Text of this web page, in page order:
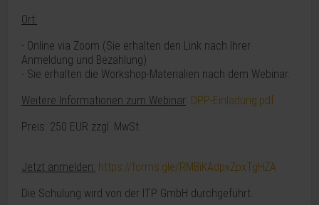
Ort:
- Online via Zoom (Sie erhalten den Link nach Ihrer
Anmeldung und Bezahlung)
- Sie erhalten die Workshop-Materialien nach dem Webinar.
Weitere Informationen zum Webinar: DPP-Einladung.pdf
Preis: 250 EUR zzgl. MwSt.
Jetzt anmelden: https://forms.gle/RMBiKAdpxZpxTgHZA
Die Schulung wird von der ITP GmbH durchgeführt.